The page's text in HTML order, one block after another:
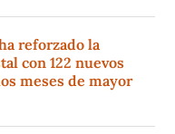
reforzado la
con 122 nuevos
meses de mayor